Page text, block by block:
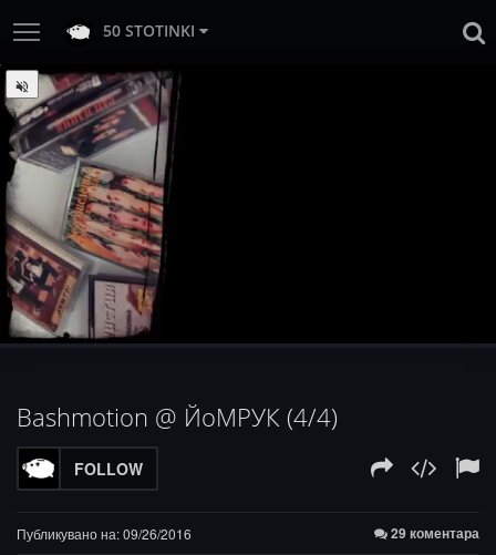
50 STOTINKI
Unmute Loaded:
0%
Progress:
0%
Bashmotion @ ЙоМРУК (4/4)
FOLLOW
Публикувано на: 09/26/2016 29 коментара